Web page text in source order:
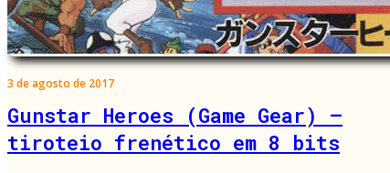
3 de agosto de 2017
Gunstar Heroes (Game Gear) –
tiroteio frenético em 8 bits